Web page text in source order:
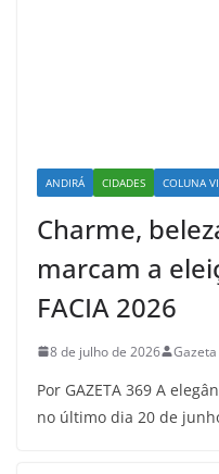
ANDIRÁ CIDADES COLUNA
Charme,
marcam a
FACIA 2026
8 de julho de 2026
Por GAZETA 369 A
no último dia 20 de